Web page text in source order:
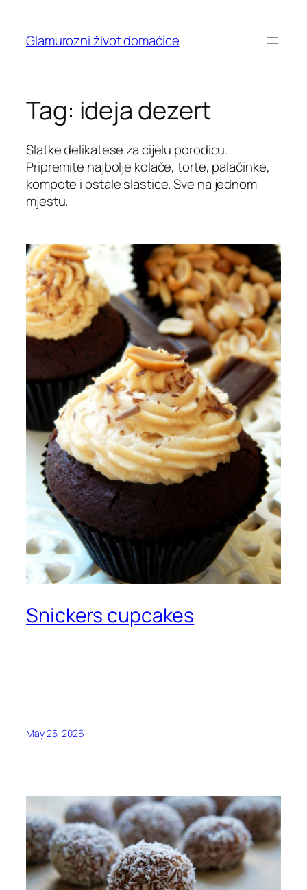
content
Glamurozni život domaćice
Tag: ideja dezert
Slatke delikatese za cijelu porodicu.
Pripremite najbolje kolače, torte, palačinke,
kompote i ostale slastice. Sve na jednom
mjestu.
Snickers cupcakes
May 25, 2026